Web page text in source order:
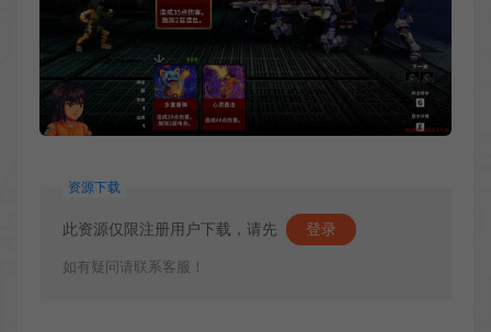
资源下载
此资源仅限注册用户下载，请先 登录
如有疑问请联系客服！